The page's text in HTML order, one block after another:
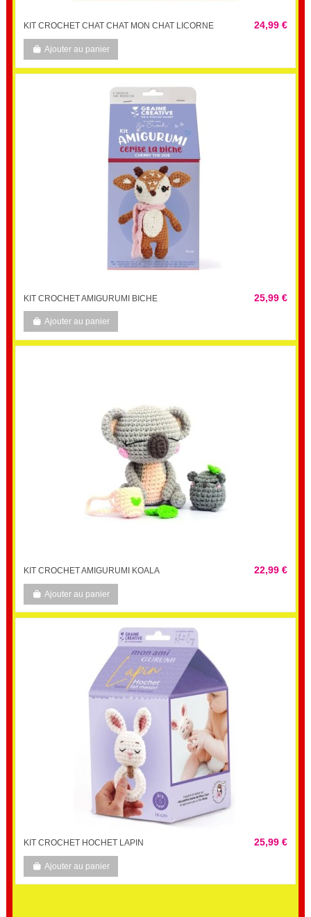
KIT CROCHET CHAT CHAT MON CHAT LICORNE 24,99 €
Ajouter au panier
KIT CROCHET AMIGURUMI BICHE 25,99 €
Ajouter au panier
KIT CROCHET AMIGURUMI KOALA 22,99 €
Ajouter au panier
KIT CROCHET HOCHET LAPIN 25,99 €
Ajouter au panier